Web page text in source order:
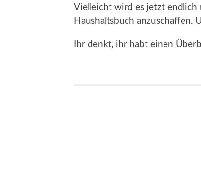
Vielleicht wird es jetzt endlich
Haushaltsbuch anzuschaffen.
Ihr denkt, ihr habt einen